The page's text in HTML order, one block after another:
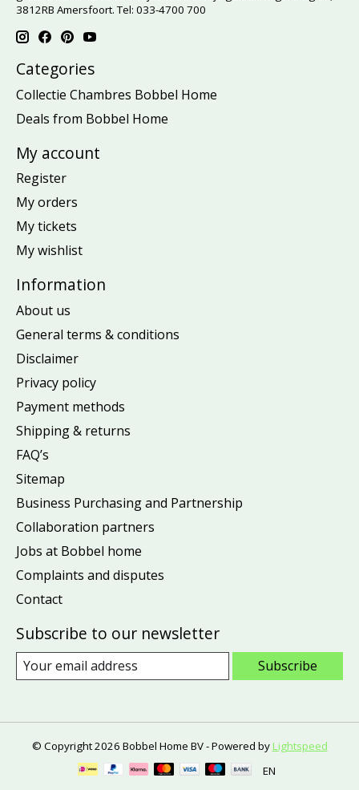
3812RB Amersfoort. Tel: 033-4700 700
Categories
Collectie Chambres Bobbel Home
Deals from Bobbel Home
My account
Register
My orders
My tickets
My wishlist
Information
About us
General terms & conditions
Disclaimer
Privacy policy
Payment methods
Shipping & returns
FAQ’s
Sitemap
Business Purchasing and Partnership
Collaboration partners
Jobs at Bobbel home
Complaints and disputes
Contact
Subscribe to our newsletter
Subscribe
© Copyright 2026 Bobbel Home BV - Powered by Lightspeed
EN